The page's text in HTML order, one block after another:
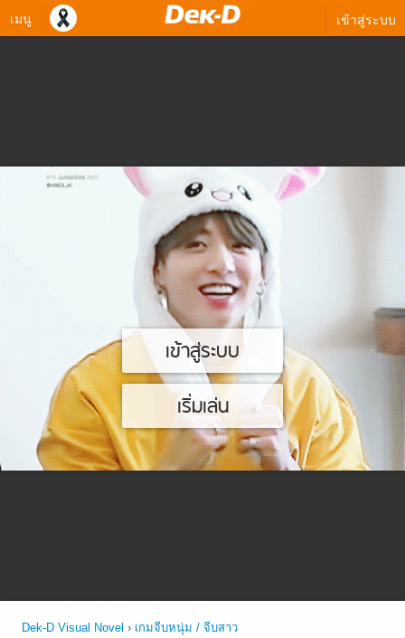
เมนู เข้าสู่ระบบ
เข้าสู่ระบบ
เริ่มเล่น
Dek-D Visual Novel › เกมจีบหนุ่ม / จีบสาว